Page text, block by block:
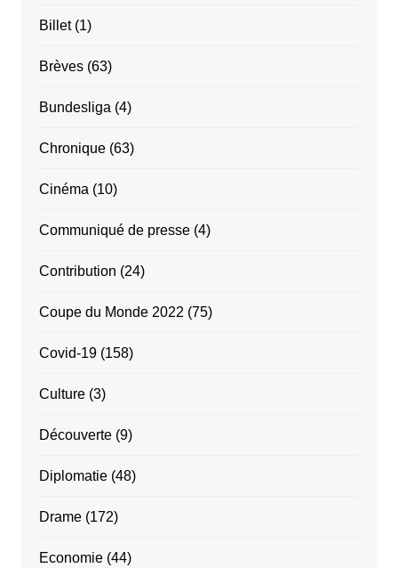
Billet(1)
Brèves(63)
Bundesliga (4)
Chronique(63)
Cinéma (10)
Communiqué de presse(4)
Contribution (24)
Coupe du Monde 2022 (75)
Covid-19(158)
Culture(3)
Découverte(9)
Diplomatie(48)
Drame(172)
Economie(44)